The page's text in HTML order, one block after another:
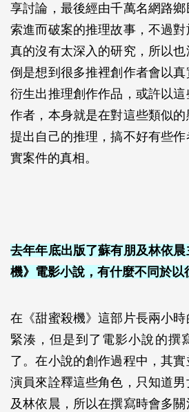
享討論，最後經由千萬名網路
索進而破案的推理故事，不過
真的沒有太深入的研究，所以也
倒是想到很多推裡創作者會以
衍生出推理創作作品，或許以
作者，本身就是在對這些類似
提出自己的推理，搞不好有些
實案件的真相。
去年年底出版了蘇有朋及林依
機》電影小說，有什麼不同於以
在《甜蜜殺機》這部片長兩小
緊湊，但是到了電影小說的撰
了。在小說的創作過程中，其
演員來詮釋這些角色，只知道
及林依晨，所以在撰寫時會多